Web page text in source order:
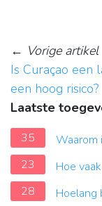
← Vorige artikel
Is Curaçao een
een hoog risico?
Laatste
35
Waarom
23
Hoe
28
Hoelang